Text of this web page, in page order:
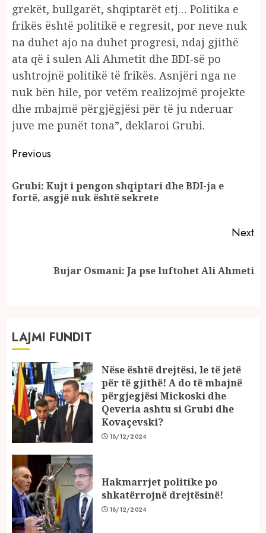
grekët, bullgarët, shqiptarët etj… Politika e
frikës është politikë e regresit, por neve nuk
na duhet ajo na duhet progresi, ndaj gjithë
ata që i sulen Ali Ahmetit dhe BDI-së po
ushtrojnë politikë të frikës. Asnjëri nga ne
nuk bën hile, por vetëm realizojmë projekte
dhe mbajmë përgjëgjësi për të ju nderuar
juve me punët tona”, deklaroi Grubi.
Continue
Reading
Previous
Grubi: Kujt i pengon shqiptari dhe BDI-ja e
fortë, asgjë nuk është sekrete
Next
Bujar Osmani: Ja pse luftohet Ali Ahmeti
LAJMI FUNDIT
Nëse është drejtësi, le të jetë
për të gjithë! A do të mbajnë
përgjegjësi Mickoski dhe
Qeveria ashtu si Grubi dhe
Kovaçevski?
18/12/2024
Hakmarrjet politike po
shkatërrojnë drejtësinë!
18/12/2024